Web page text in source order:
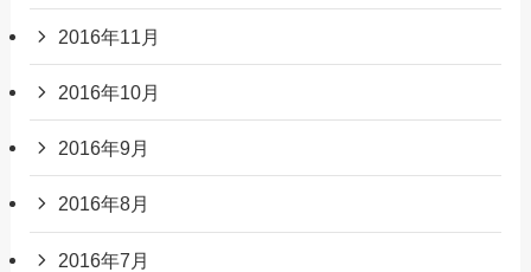
2016年11月
2016年10月
2016年9月
2016年8月
2016年7月